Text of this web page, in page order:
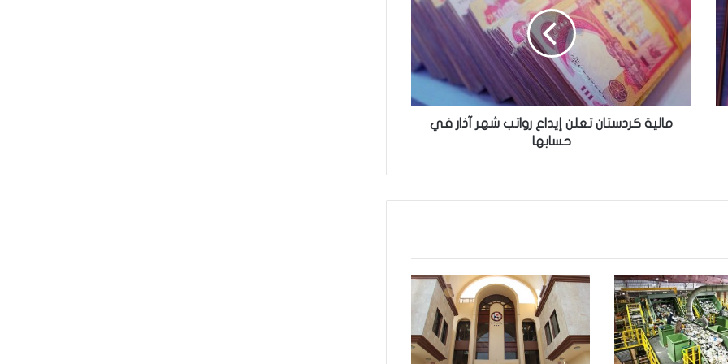
ل
ي
ك
س
ت
ي
د
ا
ع
ر
و
ا
مالية كردستان تعلن إيداع رواتب شهر آذار في
حسابها